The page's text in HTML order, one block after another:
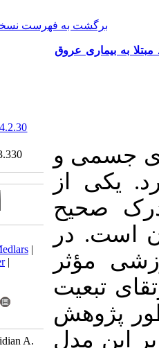
IR.ZAUMS.REC.1403.330
Download citation:
BibTeX
RIS Medlars|
ProCite
Reference Manager |
Send citation to:
Mendeley
Zotero
Yousefi M, Sarhadi M, Navidian A.